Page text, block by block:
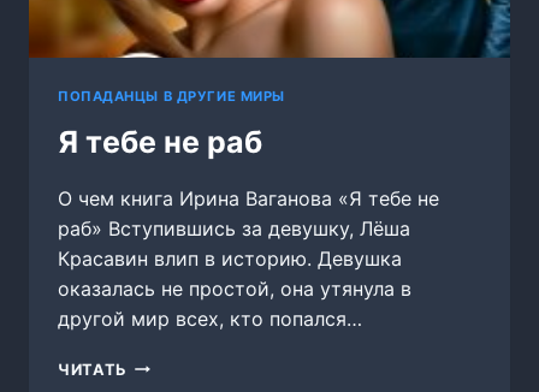
ПОПАДАНЦЫ В ДРУГИЕ МИРЫ
Я тебе не раб
О чем книга Ирина Ваганова «Я тебе не
раб» Вступившись за девушку, Лёша
Красавин влип в историю. Девушка
оказалась не простой, она утянула в
другой мир всех, кто попался…
ЧИТАТЬ Я